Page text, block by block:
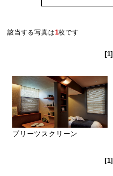
該当する写真は1枚です
[1]
プリーツスクリーン
[1]